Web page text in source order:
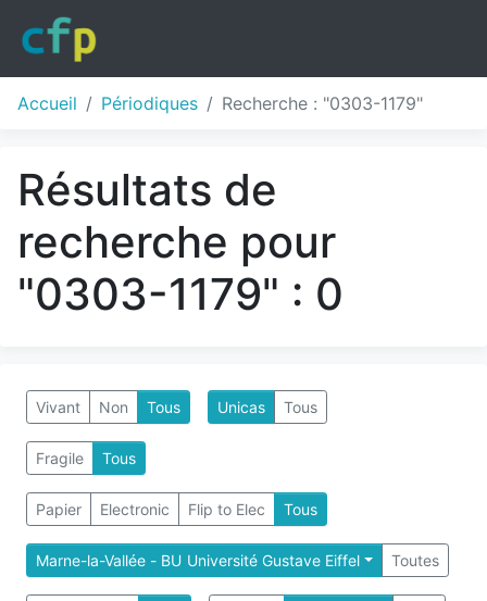
Accueil Périodiques Recherche : "0303-1179"
Résultats de
recherche pour
"0303-1179" : 0
Vivant Non Tous Unicas Tous
Fragile Tous
Papier Electronic Flip to Elec Tous
Marne-la-Vallée - BU Université Gustave Eiffel Toutes